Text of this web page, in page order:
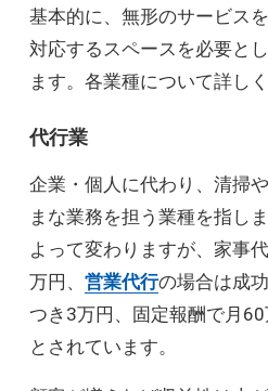
基本的に、無形のサービス
対応するスペースを必要と
ます。各業種について詳し
代行業
企業・個人に代わり、清掃
まな業務を担う業種を指し
よって変わりますが、家事
万円、 営業代行の場合は成
つき3万円、固定報酬で月
とされています。